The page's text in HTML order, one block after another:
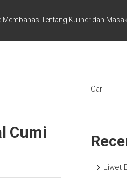
Membahas Tentang Kuliner dan
Cumi
Cari
Liwet